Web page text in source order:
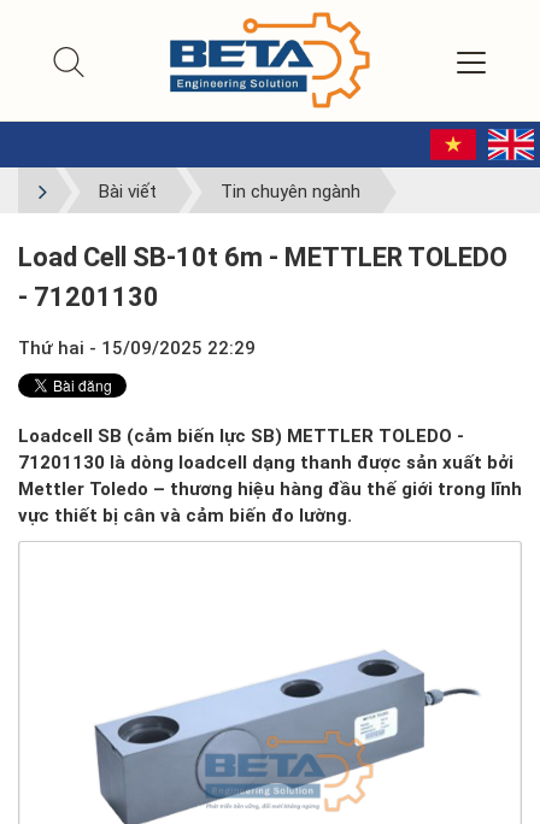
Bài viết Tin chuyên ngành
Load Cell SB-10t 6m - METTLER TOLEDO
- 71201130
Thứ hai - 15/09/2025 22:29
Loadcell SB (cảm biến lực SB) METTLER TOLEDO -
71201130 là dòng loadcell dạng thanh được sản xuất bởi
Mettler Toledo – thương hiệu hàng đầu thế giới trong lĩnh
vực thiết bị cân và cảm biến đo lường.